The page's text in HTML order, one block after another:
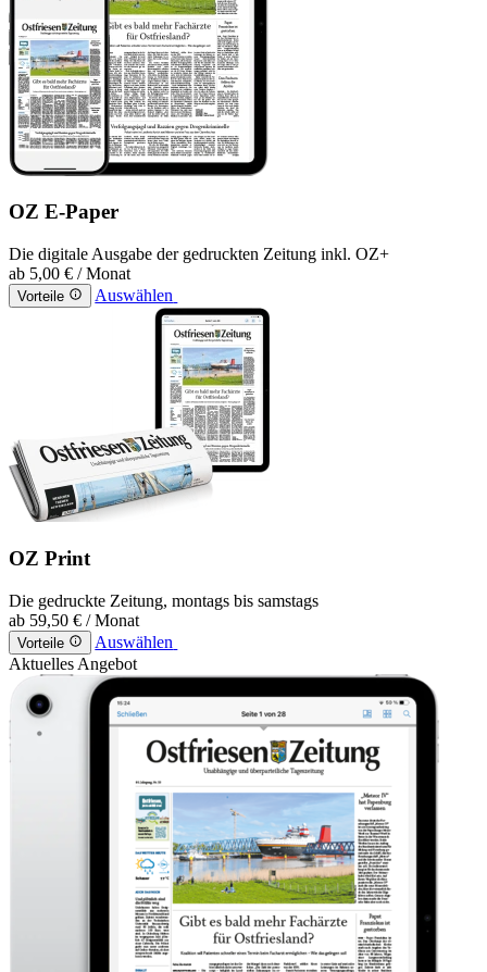
OZ E-Paper
Die digitale Ausgabe der gedruckten Zeitung inkl. OZ+
ab 5,00 € / Monat
Vorteile Auswählen
OZ Print
Die gedruckte Zeitung, montags bis samstags
ab 59,50 € / Monat
Vorteile
Auswählen
Aktuelles Angebot